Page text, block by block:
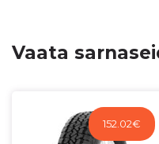
Vaata
152.02€